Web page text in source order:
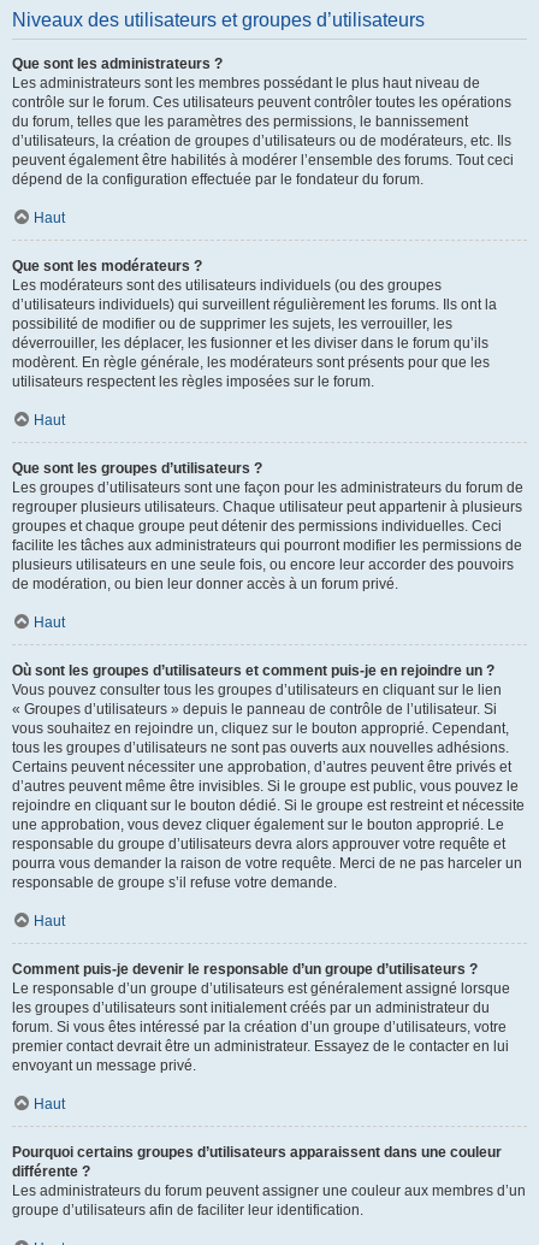
Niveaux des utilisateurs et groupes d’utilisateurs
Que sont les administrateurs ?
Les administrateurs sont les membres possédant le plus haut niveau de
contrôle sur le forum. Ces utilisateurs peuvent contrôler toutes les opérations
du forum, telles que les paramètres des permissions, le bannissement
d’utilisateurs, la création de groupes d’utilisateurs ou de modérateurs, etc. Ils
peuvent également être habilités à modérer l’ensemble des forums. Tout ceci
dépend de la configuration effectuée par le fondateur du forum.
Haut
Que sont les modérateurs ?
Les modérateurs sont des utilisateurs individuels (ou des groupes
d’utilisateurs individuels) qui surveillent régulièrement les forums. Ils ont la
possibilité de modifier ou de supprimer les sujets, les verrouiller, les
déverrouiller, les déplacer, les fusionner et les diviser dans le forum qu’ils
modèrent. En règle générale, les modérateurs sont présents pour que les
utilisateurs respectent les règles imposées sur le forum.
Haut
Que sont les groupes d’utilisateurs ?
Les groupes d’utilisateurs sont une façon pour les administrateurs du forum de
regrouper plusieurs utilisateurs. Chaque utilisateur peut appartenir à plusieurs
groupes et chaque groupe peut détenir des permissions individuelles. Ceci
facilite les tâches aux administrateurs qui pourront modifier les permissions de
plusieurs utilisateurs en une seule fois, ou encore leur accorder des pouvoirs
de modération, ou bien leur donner accès à un forum privé.
Haut
Où sont les groupes d’utilisateurs et comment puis-je en rejoindre un ?
Vous pouvez consulter tous les groupes d’utilisateurs en cliquant sur le lien
« Groupes d’utilisateurs » depuis le panneau de contrôle de l’utilisateur. Si
vous souhaitez en rejoindre un, cliquez sur le bouton approprié. Cependant,
tous les groupes d’utilisateurs ne sont pas ouverts aux nouvelles adhésions.
Certains peuvent nécessiter une approbation, d’autres peuvent être privés et
d’autres peuvent même être invisibles. Si le groupe est public, vous pouvez le
rejoindre en cliquant sur le bouton dédié. Si le groupe est restreint et nécessite
une approbation, vous devez cliquer également sur le bouton approprié. Le
responsable du groupe d’utilisateurs devra alors approuver votre requête et
pourra vous demander la raison de votre requête. Merci de ne pas harceler un
responsable de groupe s’il refuse votre demande.
Haut
Comment puis-je devenir le responsable d’un groupe d’utilisateurs ?
Le responsable d’un groupe d’utilisateurs est généralement assigné lorsque
les groupes d’utilisateurs sont initialement créés par un administrateur du
forum. Si vous êtes intéressé par la création d’un groupe d’utilisateurs, votre
premier contact devrait être un administrateur. Essayez de le contacter en lui
envoyant un message privé.
Haut
Pourquoi certains groupes d’utilisateurs apparaissent dans une couleur
différente ?
Les administrateurs du forum peuvent assigner une couleur aux membres d’un
groupe d’utilisateurs afin de faciliter leur identification.